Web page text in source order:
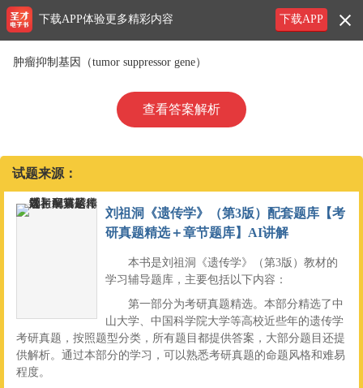
肿瘤抑制基因（tumor suppressor gene）
查看答案解析
试题来源：
刘祖洞《遗传学》（第3版）配套题库【考
研真题精选＋章节题库】AI讲解
本书是刘祖洞《遗传学》（第3版）教材的
学习辅导题库，主要包括以下内容：
第一部分为考研真题精选。本部分精选了中
山大学、中国科学院大学等高校近些年的遗传学
考研真题，按照题型分类，所有题目都提供答案，大部分题目还提
供解析。通过本部分的学习，可以熟悉考研真题的命题风格和难易
程度。
下载APP
下载APP体验更多精彩内容